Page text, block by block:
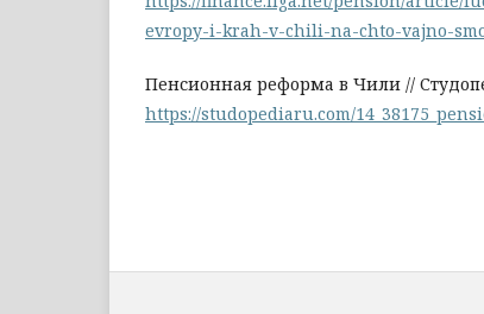
evropy-i-krah-v-chili-na-chto-vajno-
Пенсионная реформа в Чили //
https://studopediaru.com/